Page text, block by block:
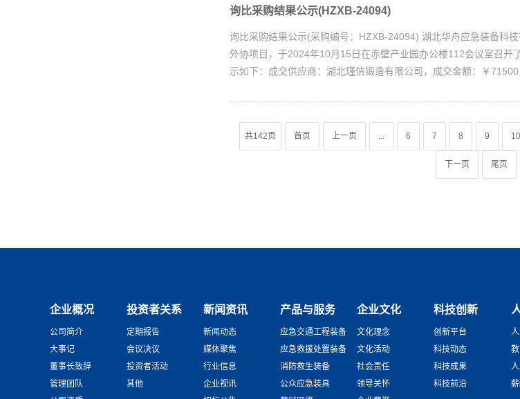
询比采购结果公示(HZXB-24094)
询比采购结果公示(采购编号：HZXB-24094) 湖北华舟应急装备科
外协项目，于2024年10月15日在赤壁产业园办公楼112会议室召开
示如下：成交供应商：湖北瑾信锻造有限公司，成交金额
共142页 首页 上一页 ... 6 7 8 9 10
下一页 尾页
企业概况
公司简介
大事记
董事长致辞
管理团队
投资者关系
定期报告
会议决议
投资者活动
其他
新闻资讯
新闻动态
媒体聚焦
行业信息
企业视讯
产品与服务
应急交通工程装备
应急救援处置装备
消防救生装备
公众应急装具
企业文化
文化理念
文化活动
社会责任
领导关怀
科技创新
创新平台
科技动态
科技成果
科技前沿